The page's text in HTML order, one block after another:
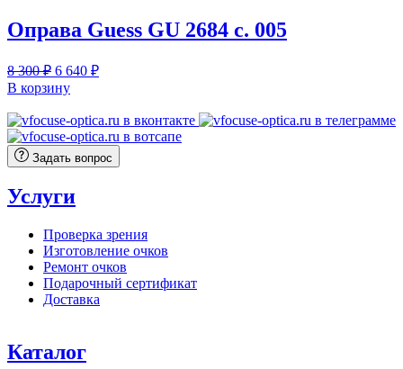
Оправа Guess GU 2684 c. 005
8 300₽ Первоначальная
цена
составляла
8
300 ₽.
6 640 ₽Текущая
640 ₽.
В корзину
Задать вопрос
Услуги
Проверка зрения
Изготовление очков
Ремонт очков
Подарочный сертификат
Доставка
Каталог